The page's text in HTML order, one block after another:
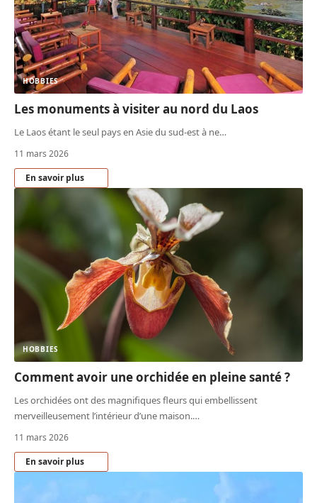
HOBBIES
Les monuments à visiter au nord du Laos
Le Laos étant le seul pays en Asie du sud-est à ne…
11 mars 2026
En savoir plus
HOBBIES
Comment avoir une orchidée en pleine santé ?
Les orchidées ont des magnifiques fleurs qui embellissent
merveilleusement l’intérieur d’une maison.…
11 mars 2026
En savoir plus